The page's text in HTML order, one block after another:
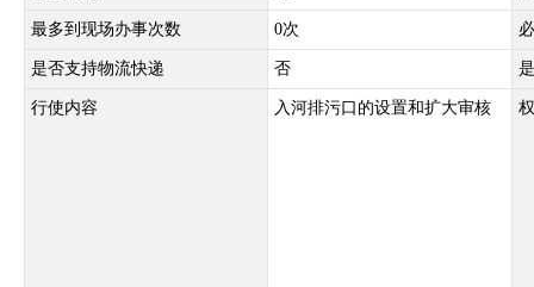
最多到现场办事次数 0次
是否支持物流快递 否
行使内容 入河排污口的设置和扩大审核